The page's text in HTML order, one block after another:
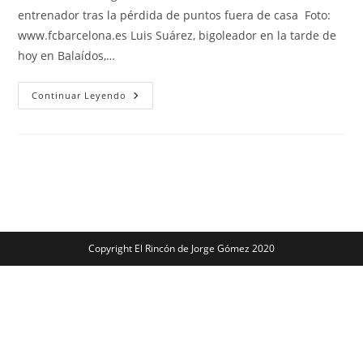
entrada:
entrada:
entrada:
entrenador tras la pérdida de puntos fuera de casa Foto:
www.fcbarcelona.es Luis Suárez, bigoleador en la tarde de
hoy en Balaídos,…
Continuar Leyendo Luis
Suárez
Copyright El Rincón de Jorge Gómez 2020